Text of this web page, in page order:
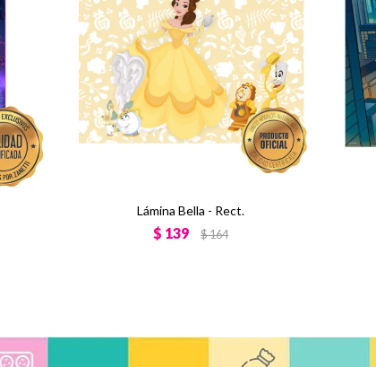
Lámina Bella - Rect.
$ 139 $164